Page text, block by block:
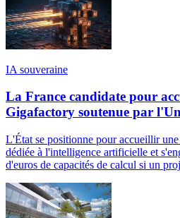
IA souveraine
La France candidate pour
Gigafactory soutenue par
L'État se positionne pour accueillir
dédiée à l'intelligence artificielle et
d'euros de capacités de calcul si un